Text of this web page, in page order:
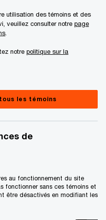
utilisation des témoins et des
veuillez consulter notre page
notre politique sur la
les témoins
de
au fonctionnement du site
fonctionner sans ces témoins et
être désactivés en modifiant les